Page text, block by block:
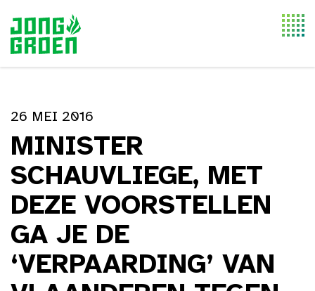
26 MEI 2016
MINISTER
SCHAUVLIEGE, MET
DEZE VOORSTELLEN
GA JE DE
‘VERPAARDING’ VAN